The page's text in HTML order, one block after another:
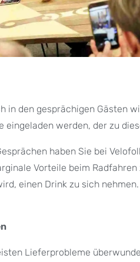
in den gesprächigen Gästen
eingeladen werden, der zu
haben Sie bei
Vorteile beim
einen Drink zu sich
Lieferprobleme